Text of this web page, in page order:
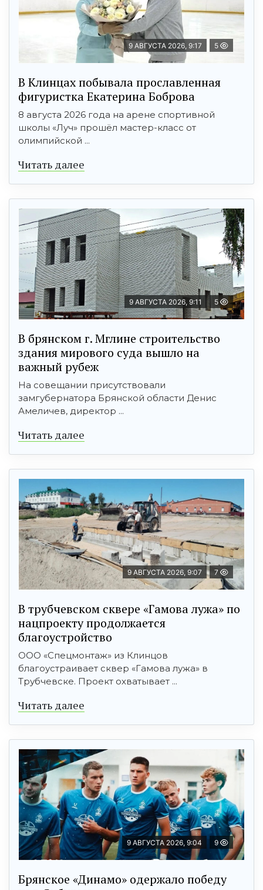
9 АВГУСТА 2026, 9:17 5
В Клинцах побывала прославленная
фигуристка Екатерина Боброва
8 августа 2026 года на арене спортивной
школы «Луч» прошёл мастер-класс от
олимпийской ...
Читать далее
9 АВГУСТА 2026, 9:11 5
В брянском г. Мглине строительство
здания мирового суда вышло на
важный рубеж
На совещании присутствовали
замгубернатора Брянской области Денис
Амеличев, директор ...
Читать далее
9 АВГУСТА 2026, 9:07 7
В трубчевском сквере «Гамова лужа» по
нацпроекту продолжается
благоустройство
ООО «Спецмонтаж» из Клинцов
благоустраивает сквер «Гамова лужа» в
Трубчевске. Проект охватывает ...
Читать далее
9 АВГУСТА 2026, 9:04 9
Брянское «Динамо» одержало победу